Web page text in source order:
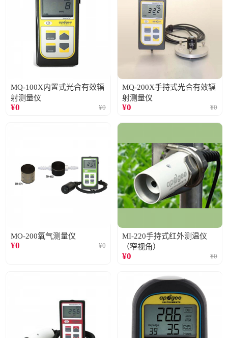
MQ-100X内置式光合有效辐
射测量仪
¥0 ¥0
MQ-200X手持式光合有效辐
射测量仪
¥0 ¥0
MO-200氧气测量仪
¥0 ¥0
MI-220手持式红外测温仪
（窄视角）
¥0 ¥0